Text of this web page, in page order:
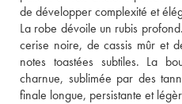
de développer complexité et
La robe dévoile un rubis
cerise noire, de cassis mûr et
notes toastées subtiles. La
charnue, sublimée par des
finale longue, persistante et